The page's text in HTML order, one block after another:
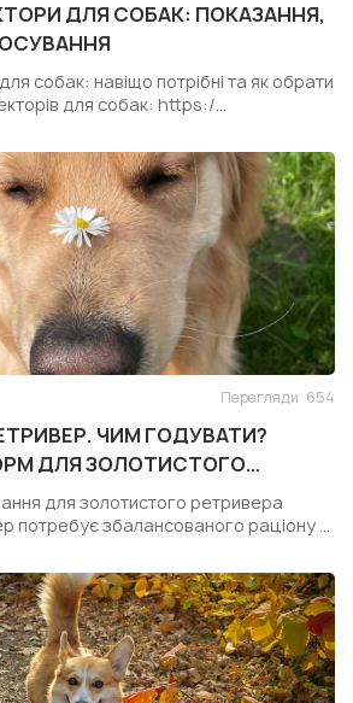
ДЛЯ СОБАК: ПОКАЗАННЯ,
собак: навіщо потрібні та як обрати
для собак: https:/...
Перегляди 654
ЧИМ ГОДУВАТИ?
ДЛЯ ЗОЛОТИСТОГО
для золотистого ретривера
потребує збалансованого раціону ...